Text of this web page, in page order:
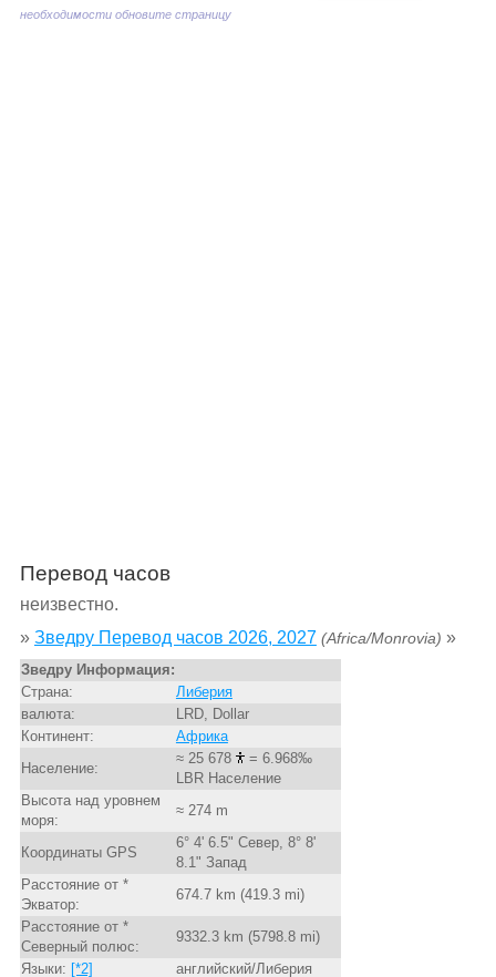
необходимости обновите страницу
Перевод часов
неизвестно.
» Зведру Перевод часов 2026, 2027 (Africa/Monrovia) »
Зведру Информация:
Страна:
Либерия
валюта:
LRD, Dollar
Континент:
Африка
Население:
≈ 25 678
= 6.968‰
LBR Население
Высота над уровнем
моря:
≈ 274 m
Координаты GPS
6° 4' 6.5" Север, 8° 8'
8.1" Запад
Расстояние от *
Экватор:
674.7 km (419.3 mi)
Расстояние от *
Северный полюс:
9332.3 km (5798.8 mi)
Языки: [*2]
английский/Либерия